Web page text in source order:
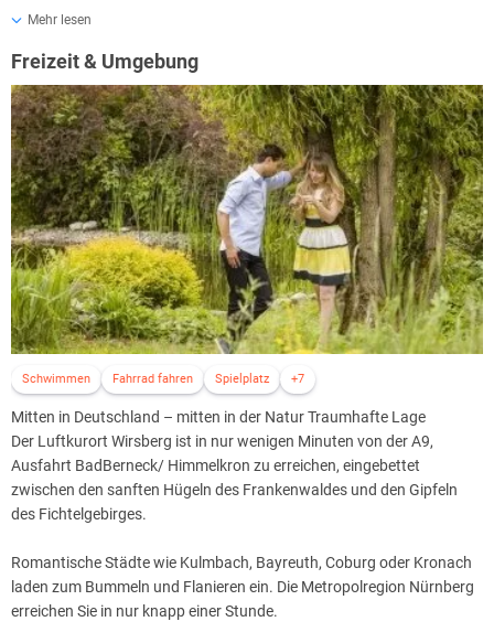
Für Nichtraucher hält das Hotel neben der rauchfreien Zone im
sind mit Balkon, Safe und Minibar ausgestattet. Rauchfrei sind z.B.
alle Junior-Suiten. Damit Nichtraucher-Zimmer reserviert werden
können, bitten das Hotel um einen frühzeitigen Hinweis.
Natürlich bieten Haus und Zimmer Ihnen einen Zugang ins Internet
an.
Wählen Sie:
Kostenfreies Surfen in der Internetcorner an der Rezeption
ISDN-Zugang in Ihrem Business-Zimmer
Zugang über HOT-SPOT Wireless-LAN
Mehr lesen
Freizeit & Umgebung
Schwimmen Fahrrad fahren Spielplatz +7
Mitten in Deutschland – mitten in der Natur Traumhafte Lage
Der Luftkurort Wirsberg ist in nur wenigen Minuten von der A9,
Ausfahrt BadBerneck/ Himmelkron zu erreichen, eingebettet
zwischen den sanften Hügeln des Frankenwaldes und den Gipfeln
des Fichtelgebirges.
Romantische Städte wie Kulmbach, Bayreuth, Coburg oder Kronach
laden zum Bummeln und Flanieren ein. Die Metropolregion Nürnberg
erreichen Sie in nur knapp einer Stunde.